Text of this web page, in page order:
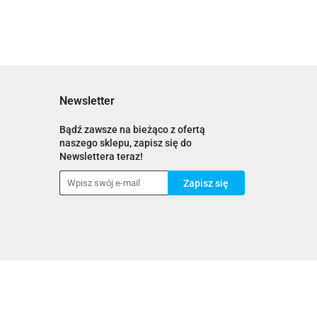
Newsletter
Bądź zawsze na bieżąco z ofertą
naszego sklepu, zapisz się do
Newslettera teraz!